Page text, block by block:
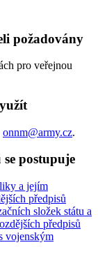
požadovány
pro veřejnou
onnm@army.cz.
postupuje
a jejím
předpisů
složek státu a
předpisů
vojenským